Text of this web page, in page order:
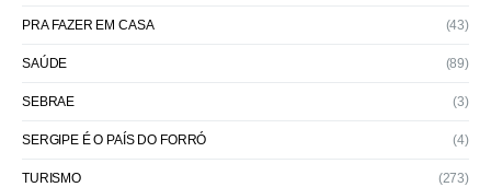
PRA FAZER EM CASA (43)
SAÚDE (89)
SEBRAE (3)
SERGIPE É O PAÍS DO FORRÓ (4)
TURISMO (273)